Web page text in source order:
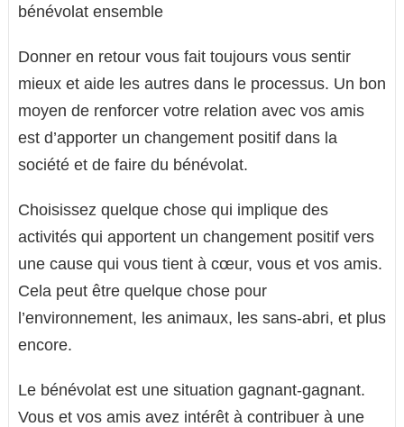
Donner en retour vous fait toujours vous sentir
mieux et aide les autres dans le processus. Un bon
moyen de renforcer votre relation avec vos amis
est d’apporter un changement positif dans la
société et de faire du bénévolat.
Choisissez quelque chose qui implique des
activités qui apportent un changement positif vers
une cause qui vous tient à cœur, vous et vos amis.
Cela peut être quelque chose pour
l’environnement, les animaux, les sans-abri, et plus
encore.
Le bénévolat est une situation gagnant-gagnant.
Vous et vos amis avez intérêt à contribuer à une